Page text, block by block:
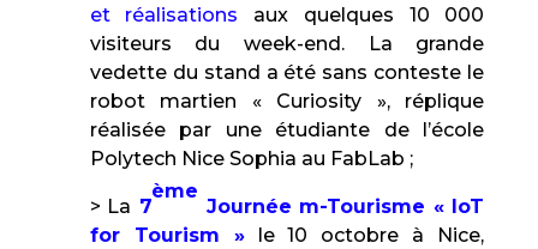
et réalisations aux quelques 10 000
visiteurs du week-end. La grande
vedette du stand a été sans conteste le
robot martien « Curiosity », réplique
réalisée par une étudiante de l’école
Polytech Nice Sophia au FabLab ;
> La 7
ème
Journée m-Tourisme « IoT
for Tourism »le 10 octobre à Nice,